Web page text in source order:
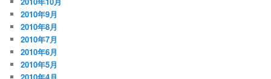
2010年9月
2010年8月
2010年7月
2010年6月
2010年5月
2010年4月